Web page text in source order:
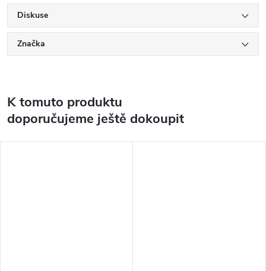
Diskuse
Značka
K tomuto produktu
doporučujeme ještě dokoupit